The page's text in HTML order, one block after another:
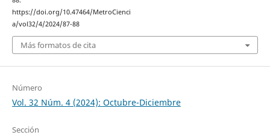
https://doi.org/10.47464/MetroCienci
a/vol32/4/2024/87-88
Más formatos de cita
Número
Vol. 32 Núm. 4 (2024): Octubre-Diciembre
Sección